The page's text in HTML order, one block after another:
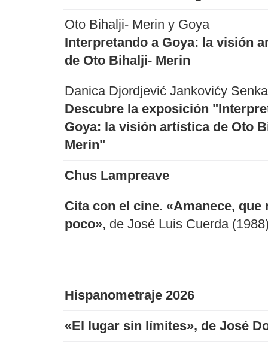
Oto Bihalji- Merin y Goya
Interpretando a Goya: la visión
de Oto Bihalji- Merin
Danica Djordjević Jankovićy
Descubre la exposición
Goya: la visión artística de Oto
Merin"
Chus Lampreave
Cita con el cine. «Amanece, que
poco», de José Luis Cuerda
Hispanometraje 2026
«El lugar sin límites», de José